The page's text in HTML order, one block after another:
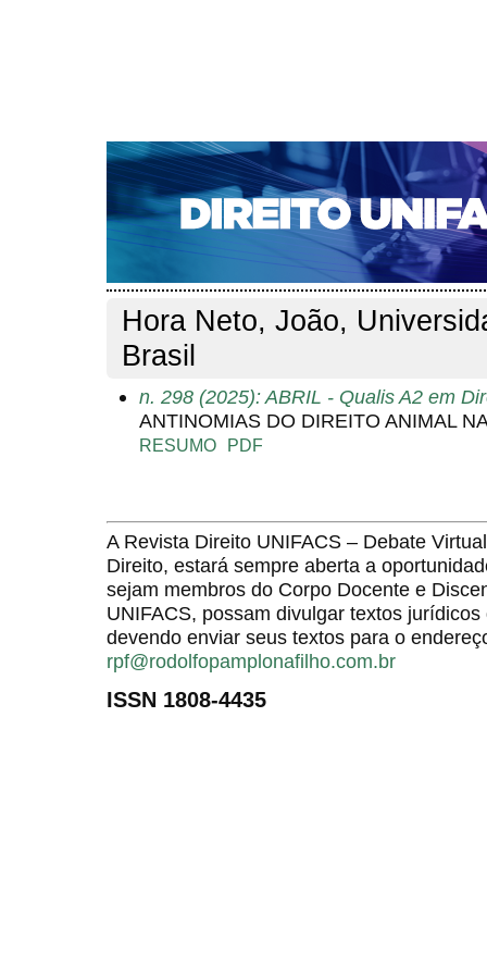
CAPA SOBRE ACESSO CADASTRO
NOTÍCIAS
EDIÇÕES DE Nº 1 A 100 WEBMAIL
Capa>Pesquisa> Perfil do autor
Perfil do autor
Hora Neto, João,
Brasil
n. 298 (2025): ABRIL - Qualis A2 em
ANTINOMIAS DO DIREITO ANIMAL
RESUMO PDF
A Revista Direito UNIFACS – Debate
Direito, estará sempre aberta a
sejam membros do Corpo Docente e
UNIFACS, possam divulgar textos
devendo enviar seus textos para o
rpf@rodolfopamplonafilho.com.br
ISSN 1808-4435